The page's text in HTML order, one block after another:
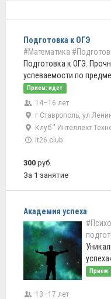
Подготовка к ОГЭ
#Математика
Подготовка к ОГЭ.
успеваемости по
Прием: идет
14–16 лет
г Ставрополь, ул
Клуб " Интеллект
it26.club
300 руб.
За 1 занятие
Академия успеха
Прием:
13–17 лет